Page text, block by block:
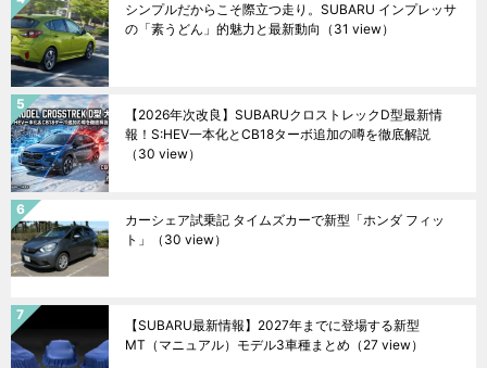
シンプルだからこそ際立つ走り。SUBARU インプレッサ
の「素うどん」的魅力と最新動向 （31 view）
【2026年次改良】SUBARUクロストレックD型最新情
報！S:HEV一本化とCB18ターボ追加の噂を徹底解説
（30 view）
カーシェア試乗記 タイムズカーで新型「ホンダ フィッ
ト」
（30 view）
【SUBARU最新情報】2027年までに登場する新型
MT（マニュアル）モデル3車種まとめ （27 view）